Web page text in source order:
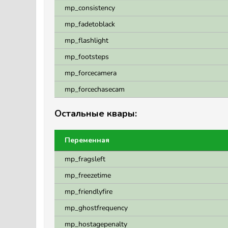
mp_consistency
mp_fadetoblack
mp_flashlight
mp_footsteps
mp_forcecamera
mp_forcechasecam
Остальные квары:
Переменная
mp_fragsleft
mp_freezetime
mp_friendlyfire
mp_ghostfrequency
mp_hostagepenalty